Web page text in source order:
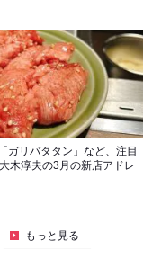
ガリバタタン」など、注目
木淳夫の3月の新店アドレ
もっと見る